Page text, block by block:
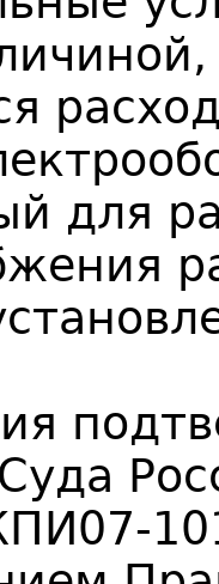
для